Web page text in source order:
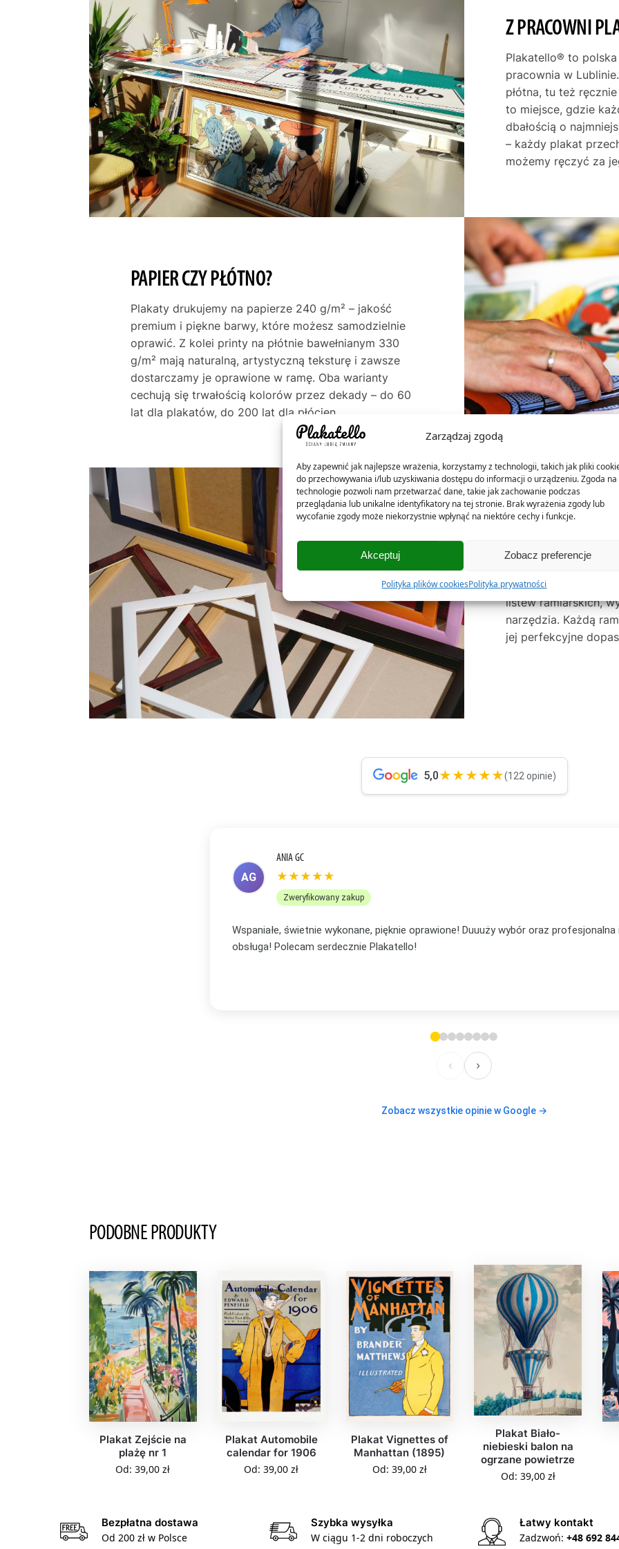
Zarządzaj zgodą
Aby zapewnić jak najlepsze wrażenia, korzystamy z technologii, takich jak pliki
do przechowywania i/lub uzyskiwania dostępu do informacji o urządzeniu. Zgoda na
technologie pozwoli nam przetwarzać dane, takie jak zachowanie podczas
przeglądania lub unikalne identyfikatory na tej stronie. Brak wyrażenia zgody lub
wycofanie zgody może niekorzystnie wpłynąć na niektóre cechy i funkcje.
Akceptuj Zobacz preferencje
Polityka plików cookiesPolityka prywatności
Z PRACOWNI
Plakatello® to
pracownia w
płótna, tu też
to miejsce, gdzie
dbałością o
– każdy plakat
możemy ręczyć za
PAPIER CZY PŁÓTNO?
Plakaty drukujemy na papierze 240 g/m² – jakość
premium i piękne barwy, które możesz samodzielnie
oprawić. Z kolei printy na płótnie bawełnianym 330
g/m² mają naturalną, artystyczną teksturę i zawsze
dostarczamy je oprawione w ramę. Oba warianty
cechują się trwałością kolorów przez dekady – do 60
lat dla plakatów, do 200 lat dla płócien.
NASZE RAMKI –
W Plakatello® ramki
listew ramiarskich,
narzędzia. Każdą
jej perfekcyjne
5,0★★★★★(122 opinie)
AR
ANETA ROMANEK
★★★★★
Zweryfikowany zakup
Zakupiłam plakat... mąż mi podpowiedział, że to będzie lepsze na prezent niż
zachwycona i wiem, że nie ostatni mój zakup, bo już mam plan na te plakaty w
‹ ›
Zobacz wszystkie opinie w Google →
PODOBNE PRODUKTY
Plakat Zejście na
plażę nr 1
Od:39,00zł
Plakat Automobile
calendar for 1906
Od:39,00zł
Plakat Vignettes of
Manhattan (1895)
Od: 39,00 zł
Plakat Biało-
niebieski balon na
ogrzane powietrze
Od: 39,00 zł
Bezpłatna dostawa
Od 200 zł w Polsce
Szybka wysyłka
W ciągu 1-2 dni roboczych
Łatwy kontakt
Zadzwoń: +48 692